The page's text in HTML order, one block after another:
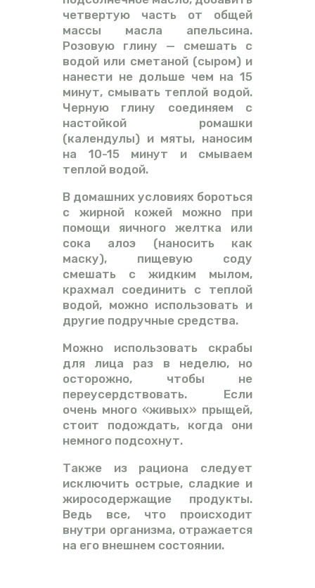
четвертую часть от общей
массы масла апельсина.
Розовую глину — смешать с
водой или сметаной (сыром) и
нанести не дольше чем на 15
минут, смывать теплой водой.
Черную глину соединяем с
настойкой ромашки
(календулы) и мяты, наносим
на 10-15 минут и смываем
теплой водой.
В домашних условиях бороться
с жирной кожей можно при
помощи яичного желтка или
сока алоэ (наносить как
маску), пищевую соду
смешать с жидким мылом,
крахмал соединить с теплой
водой, можно использовать и
другие подручные средства.
Можно использовать скрабы
для лица раз в неделю, но
осторожно, чтобы не
переусердствовать. Если
очень много «живых» прыщей,
стоит подождать, когда они
немного подсохнут.
Также из рациона следует
исключить острые, сладкие и
жиросодержащие продукты.
Ведь все, что происходит
внутри организма, отражается
на его внешнем состоянии.